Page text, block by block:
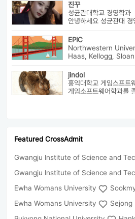
진꾸
성균관대학교 경영학과
EPIC
Northwestern
jindol
홍익대학교 게임스프트
Featured CrossAdmit
Gwangju Institute of Science and
Gwangju Institute of Science and
Ewha Womans University
Ewha Womans University
Sejong